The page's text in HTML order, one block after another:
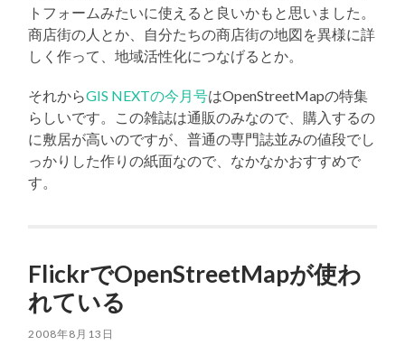
トフォームみたいに使えると良いかもと思いました。
商店街の人とか、自分たちの商店街の地図を異様に詳
しく作って、地域活性化につなげるとか。
それからGIS NEXTの今月号はOpenStreetMapの特集
らしいです。この雑誌は通販のみなので、購入するの
に敷居が高いのですが、普通の専門誌並みの値段でし
っかりした作りの紙面なので、なかなかおすすめで
す。
FlickrでOpenStreetMapが使わ
れている
2008年8月13日